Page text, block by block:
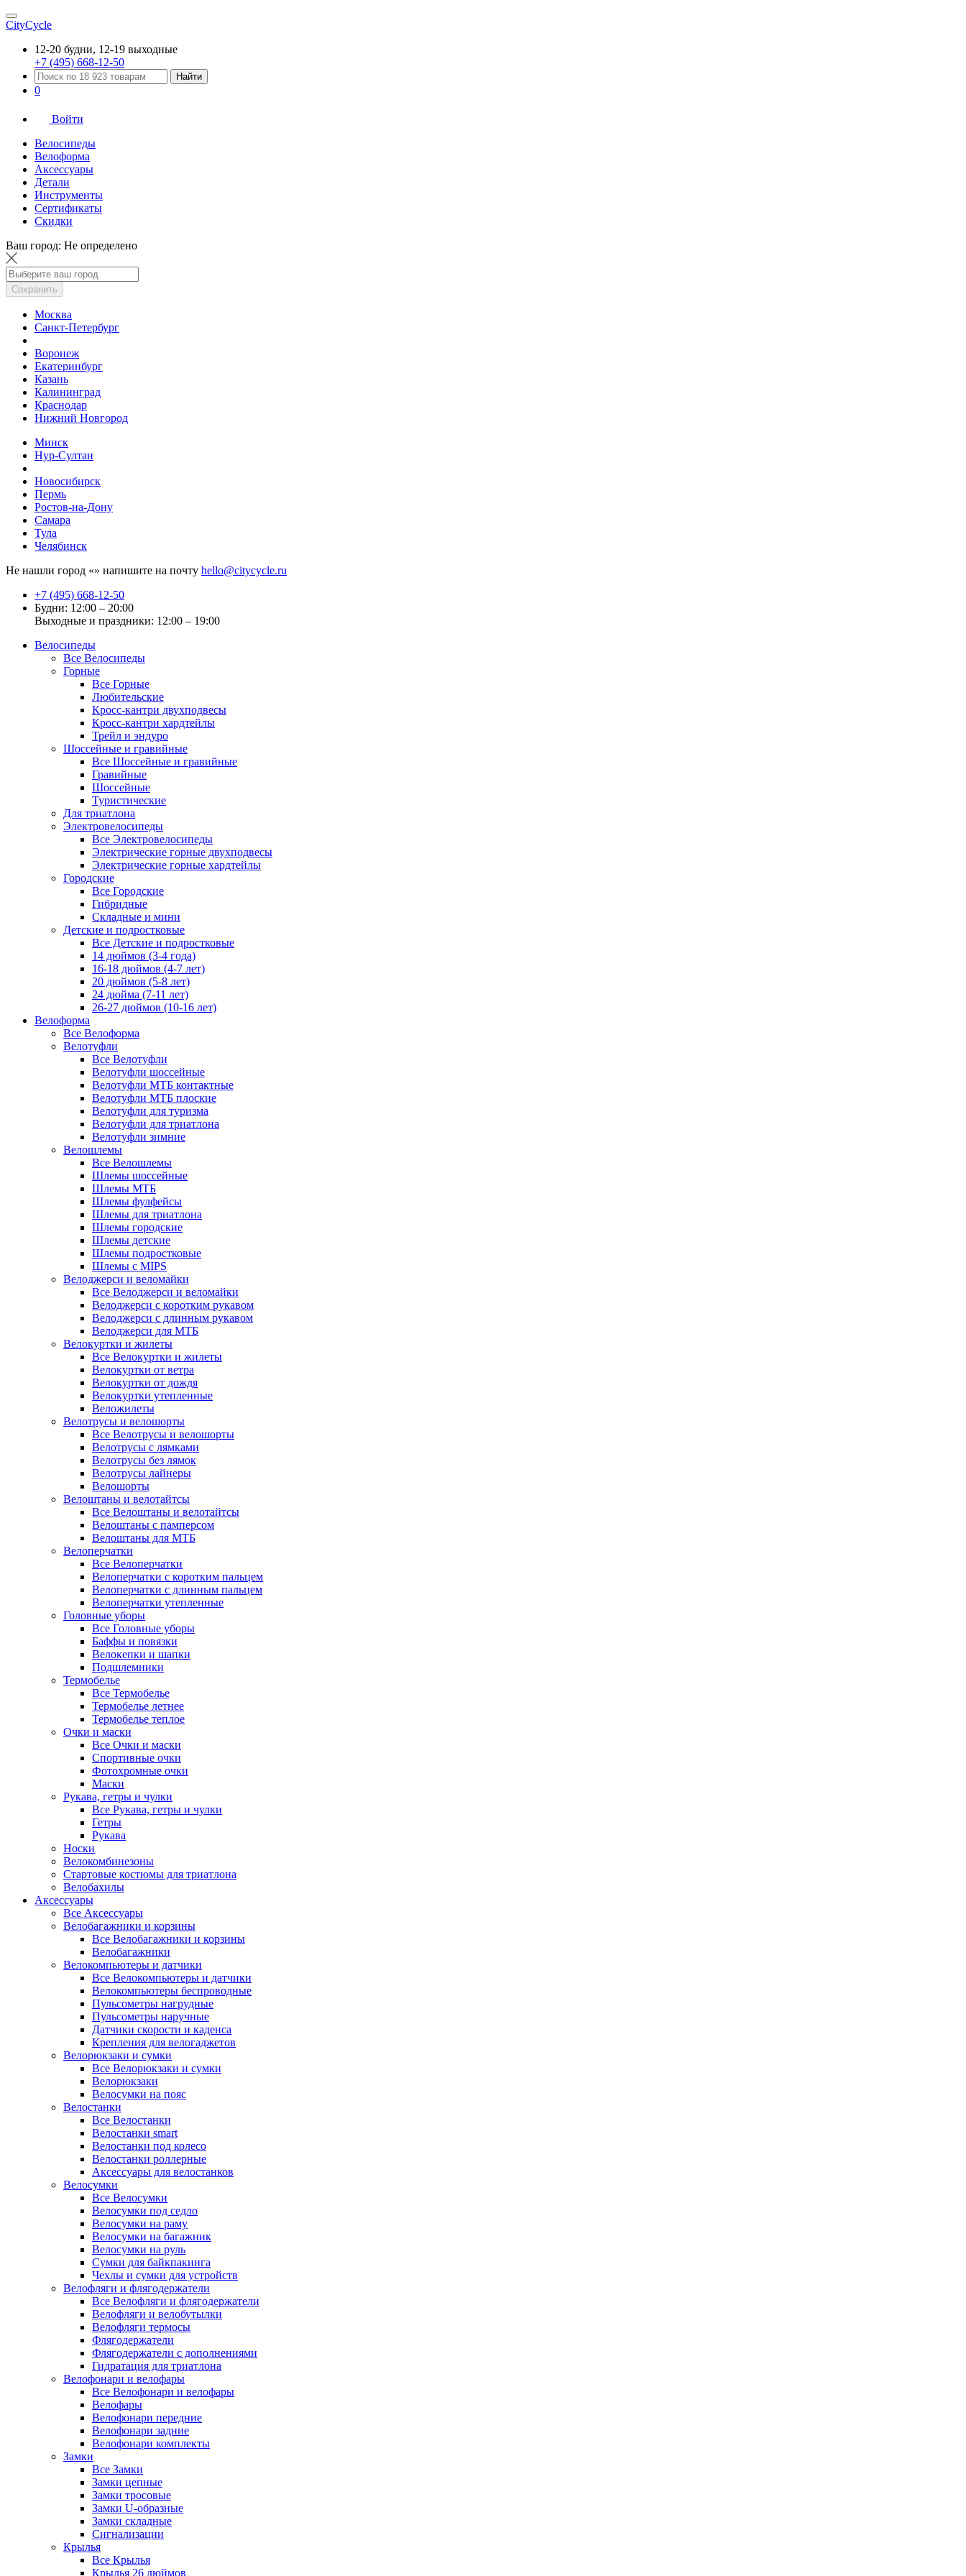
CityCycle
12-20 будни, 12-19 выходные
+7 (495) 668-12-50
Найти
0
Войти
Велосипеды
Велоформа
Аксессуары
Детали
Инструменты
Сертификаты
Скидки
Ваш город: Не определено
Сохранить
Москва
Санкт-Петербург
Воронеж
Екатеринбург
Казань
Калининград
Краснодар
Нижний Новгород
Минск
Нур-Султан
Новосибирск
Пермь
Ростов-на-Дону
Самара
Тула
Челябинск
Не нашли город «» напишите на почту hello@citycycle.ru
+7 (495) 668-12-50
Будни: 12:00 – 20:00
Выходные и праздники: 12:00 – 19:00
Велосипеды
Все Велосипеды
Горные
Все Горные
Любительские
Кросс-кантри двухподвесы
Кросс-кантри хардтейлы
Трейл и эндуро
Шоссейные и гравийные
Все Шоссейные и гравийные
Гравийные
Шоссейные
Туристические
Для триатлона
Электровелосипеды
Все Электровелосипеды
Электрические горные двухподвесы
Электрические горные хардтейлы
Городские
Все Городские
Гибридные
Складные и мини
Детские и подростковые
Все Детские и подростковые
14 дюймов (3-4 года)
16-18 дюймов (4-7 лет)
20 дюймов (5-8 лет)
24 дюйма (7-11 лет)
26-27 дюймов (10-16 лет)
Велоформа
Все Велоформа
Велотуфли
Все Велотуфли
Велотуфли шоссейные
Велотуфли МТБ контактные
Велотуфли МТБ плоские
Велотуфли для туризма
Велотуфли для триатлона
Велотуфли зимние
Велошлемы
Все Велошлемы
Шлемы шоссейные
Шлемы МТБ
Шлемы фулфейсы
Шлемы для триатлона
Шлемы городские
Шлемы детские
Шлемы подростковые
Шлемы с MIPS
Велоджерси и веломайки
Все Велоджерси и веломайки
Велоджерси с коротким рукавом
Велоджерси с длинным рукавом
Велоджерси для МТБ
Велокуртки и жилеты
Все Велокуртки и жилеты
Велокуртки от ветра
Велокуртки от дождя
Велокуртки утепленные
Веложилеты
Велотрусы и велошорты
Все Велотрусы и велошорты
Велотрусы с лямками
Велотрусы без лямок
Велотрусы лайнеры
Велошорты
Велоштаны и велотайтсы
Все Велоштаны и велотайтсы
Велоштаны с памперсом
Велоштаны для МТБ
Велоперчатки
Все Велоперчатки
Велоперчатки с коротким пальцем
Велоперчатки с длинным пальцем
Велоперчатки утепленные
Головные уборы
Все Головные уборы
Баффы и повязки
Велокепки и шапки
Подшлемники
Термобелье
Все Термобелье
Термобелье летнее
Термобелье теплое
Очки и маски
Все Очки и маски
Спортивные очки
Фотохромные очки
Маски
Рукава, гетры и чулки
Все Рукава, гетры и чулки
Гетры
Рукава
Носки
Велокомбинезоны
Стартовые костюмы для триатлона
Велобахилы
Аксессуары
Все Аксессуары
Велобагажники и корзины
Все Велобагажники и корзины
Велобагажники
Велокомпьютеры и датчики
Все Велокомпьютеры и датчики
Велокомпьютеры беспроводные
Пульсометры нагрудные
Пульсометры наручные
Датчики скорости и каденса
Крепления для велогаджетов
Велорюкзаки и сумки
Все Велорюкзаки и сумки
Велорюкзаки
Велосумки на пояс
Велостанки
Все Велостанки
Велостанки smart
Велостанки под колесо
Велостанки роллерные
Аксессуары для велостанков
Велосумки
Все Велосумки
Велосумки под седло
Велосумки на раму
Велосумки на багажник
Велосумки на руль
Сумки для байкпакинга
Чехлы и сумки для устройств
Велофляги и флягодержатели
Все Велофляги и флягодержатели
Велофляги и велобутылки
Велофляги термосы
Флягодержатели
Флягодержатели с дополнениями
Гидратация для триатлона
Велофонари и велофары
Все Велофонари и велофары
Велофары
Велофонари передние
Велофонари задние
Велофонари комплекты
Замки
Все Замки
Замки цепные
Замки тросовые
Замки U-образные
Замки складные
Сигнализации
Крылья
Все Крылья
Крылья 26 дюймов